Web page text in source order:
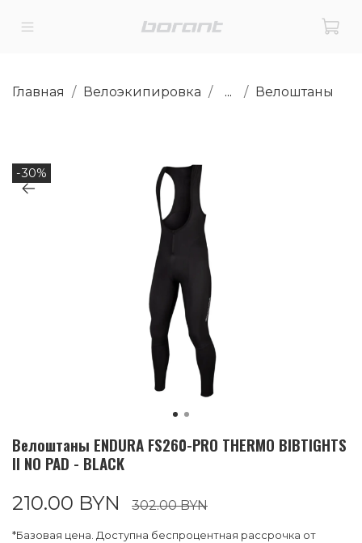
Главная Велоэкипировка ... Велоштаны
-30%
Велоштаны ENDURA FS260-PRO THERMO BIBTIGHTS
II NO PAD - BLACK
210.00 BYN
302.00 BYN
*Базовая цена. Доступна беспроцентная рассрочка от